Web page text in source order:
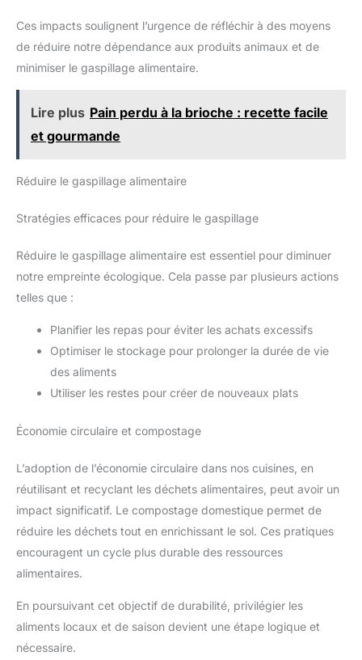
Ces impacts soulignent l’urgence de réfléchir à des moyens
de réduire notre dépendance aux produits animaux et de
minimiser le gaspillage alimentaire.
Lire plus Pain perdu à la brioche : recette facile
et gourmande
Réduire le gaspillage alimentaire
Stratégies efficaces pour réduire le gaspillage
Réduire le gaspillage alimentaire est essentiel pour diminuer
notre empreinte écologique. Cela passe par plusieurs actions
telles que :
Planifier les repas pour éviter les achats excessifs
Optimiser le stockage pour prolonger la durée de vie
des aliments
Utiliser les restes pour créer de nouveaux plats
Économie circulaire et compostage
L’adoption de l’économie circulaire dans nos cuisines, en
réutilisant et recyclant les déchets alimentaires, peut avoir un
impact significatif. Le compostage domestique permet de
réduire les déchets tout en enrichissant le sol. Ces pratiques
encouragent un cycle plus durable des ressources
alimentaires.
En poursuivant cet objectif de durabilité, privilégier les
aliments locaux et de saison devient une étape logique et
nécessaire.